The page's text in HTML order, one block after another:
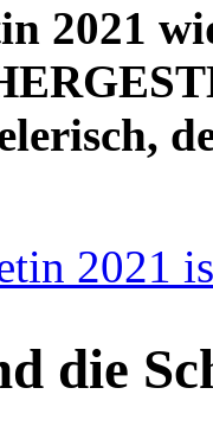
2021
2021
die